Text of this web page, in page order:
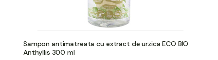
Sampon antimatreata cu extract de urzica ECO BIO
Anthyllis 300 ml